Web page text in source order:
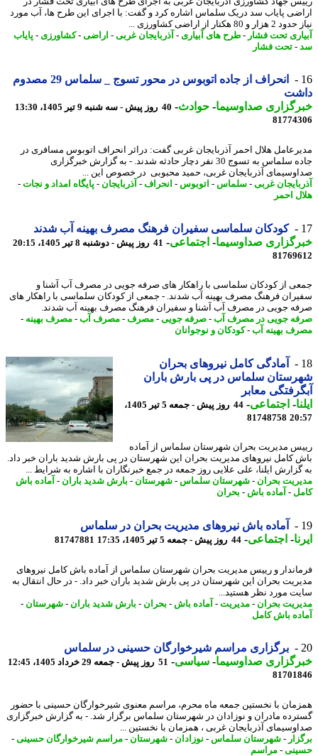
پایاب سد دریک سلماس اشاره کرد و گفت: با اجرای این طرح ها، آب مورد
و 80 هکتار از اراضی کشاورزی ...
تحت فشار-طرح های آبیاری- آذربایجان غربی- اراضی -کشاورزی- پایاب
-تحت فشار
انحراف از جاده اتوبوس در محور تسوج _ سلماس 29 مصدوم
صداوسیما-حوادث -40 روز پیش - سه شنبه 9 تیر 1405، 13:30
هلال احمر آذربایجان غربی گفت: دراثر انحراف اتوبوس مسافری در
جاده سلماس به تسوج 30 نفر دچار حادثه شدند. - به گزارش خبرگزاری
آذربایجان غربی، حمید محبوبی در خصوص این ...
غربی- سلماس-اتوبوس-انحراف- آذربایجان-پایگاه امداد و نجات-
احمر
کودکان سلماسی سفیران فرهنگ مصرف بهینه آب شدند
صداوسیما-اجتماعی-41 روز پیش - دوشنبه 8 تیر 1405، 20:15
از کودکان سلماسی با راهکار های صرفه جویی در مصرف آب آشنا و
فرهنگ مصرف بهینه آب شدند. - جمعی از کودکان سلماسی با راهکار های
جویی در مصرف آب آشنا و سفیران فرهنگ مصرف بهینه آب شدند.
جویی در مصرف آب- صرفه جویی-مصرف- مصرف آب- مصرف بهینه -
بهینه آب- کودکان و نوجوانان
آمادگی کامل نیروهای بحران
سلماس در پی بارش باران
معابر
-اجتماعی-
44 روز پیش - جمعه 5 تیر 1405،
81748758
مدیریت بحران شهرستان سلماس از آماده
کامل نیروهای مدیریت بحران این شهرستان در پی بارش شدید باران خبر داد.
ایلنا، علی علایی روز جمعه در جمع خبرنگاران با اشاره به شرایط ...
بحران- شهرستان سلماس-شهرستان-بارش شدید باران-
آماده باش
-آماده باش -بحران
آماده باش نیروهای مدیریت بحران در سلماس
-اجتماعی-44 روز پیش - جمعه 5 تیر 1405، 17:35 81747881
و رییس مدیریت بحران شهرستان سلماس از آماده باش کامل نیروهای
بحران این شهرستان در پی بارش شدید باران خبر داد. - در ﺣﺎل اﻧﺘﻘﺎل ﺑﻪ
ﻣﻮرد ﻧﻈﺮ ﻫﺴﺘﯿﺪ...
بحران- مدیریت-آماده باش -بحران- بارش شدید باران- شهرستان-
باش کامل
برگزاری مراسم شیرخوارگان حسینی در سلماس
صداوسیما-سیاسی-51 روز پیش - جمعه 29 خرداد 1405، 12:45
با نخستین جمعه ماه محرم، مراسم معنوی شیرخوارگان حسینی با حضور
مادران و نوزادان در شهرستان سلماس برگزار شد. - به گزارش خبرگزاری
آذربایجان غربی ، همزمان با نخستین ...
- شهرستان سلماس-نوزادان - شهرستان-مراسم شیرخوارگان حسینی-
-مراسم